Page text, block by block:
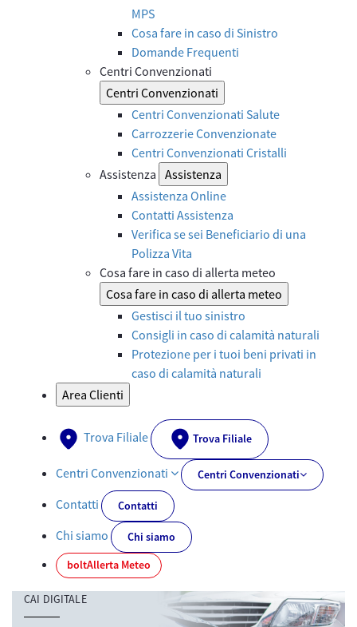
MPS
Cosa fare in caso di Sinistro
Domande Frequenti
Centri Convenzionati
Centri Convenzionati
Centri Convenzionati Salute
Carrozzerie Convenzionate
Centri Convenzionati Cristalli
Assistenza Assistenza
Assistenza Online
Contatti Assistenza
Verifica se sei Beneficiario di una
Polizza Vita
Cosa fare in caso di allerta meteo
Cosa fare in caso di allerta meteo
Gestisci il tuo sinistro
Consigli in caso di calamità naturali
Protezione per i tuoi beni privati in
caso di calamità naturali
Area Clienti
Trova Filiale Trova Filiale
Centri Convenzionati Centri Convenzionati
Contatti Contatti
Chi siamo
Chi siamo
boltAllerta Meteo
CAI DIGITALE